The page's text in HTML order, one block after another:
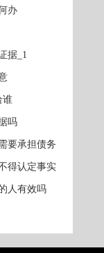
办
据_1
谁
吗
要承担债务
得认定事实
人有效吗